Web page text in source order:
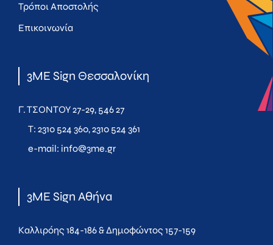
Τρόποι Αποστολής
Επικοινωνία
3ME Sign Θεσσαλονίκη
Γ. ΤΣΟΝΤΟΥ 27-29, 546 27
T: 2310 524 360,2310 524 361
e-mail: info@3me.gr
3ME Sign Αθήνα
Καλλιρόης 184-186 & Δημοφώντος 157-159